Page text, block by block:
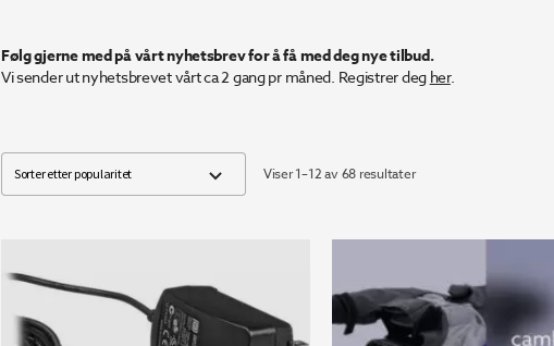
Følg gjerne med på vårt nyhetsbrev for å få med deg nye tilbud.
Vi sender ut nyhetsbrevet vårt ca 2 gang pr måned. Registrer deg her.
Viser 1–12 av 68 resultaterSortert